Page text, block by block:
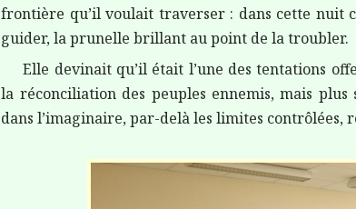
frontière qu’il voulait traverser : dans cette nuit
guider, la prunelle brillant au point de la troubler.
Elle devinait qu’il était l’une des tentations
la réconciliation des peuples ennemis, mais
dans l’imaginaire, par-delà les limites contrôlées,